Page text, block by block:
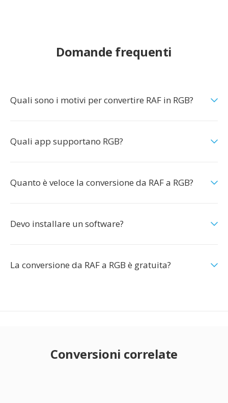
Domande frequenti
Quali sono i motivi per convertire RAF in RGB?
Quali app supportano RGB?
Quanto è veloce la conversione da RAF a RGB?
Devo installare un software?
La conversione da RAF a RGB è gratuita?
Conversioni correlate